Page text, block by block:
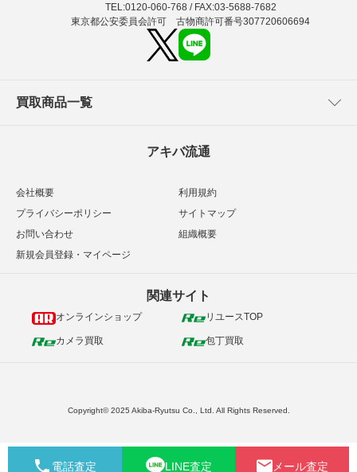
TEL:0120-060-768 / FAX:03-5688-7682
東京都公安委員会許可 古物商許可番号307720606694
買取商品一覧
アキバ流通
会社概要
利用規約
プライバシーポリシー
サイトマップ
お問い合わせ
組織概要
新規会員登録・マイページ
関連サイト
オンラインショップ リユースTOP
カメラ買取 包丁買取
Copyright© 2025 Akiba-Ryutsu Co., Ltd. All Rights Reserved.
電話査定 LINE査定 メール査定